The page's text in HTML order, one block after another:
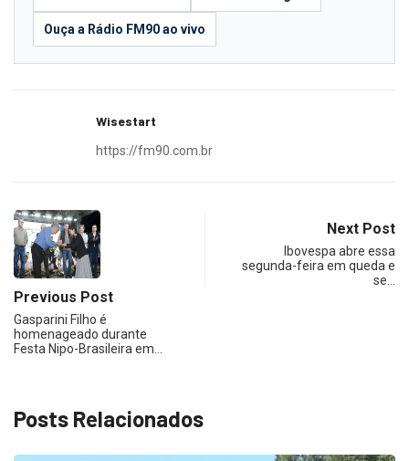
Ouça a Rádio FM90 ao vivo
Wisestart
https://fm90.com.br
Previous Post
Gasparini Filho é
homenageado durante
Festa Nipo-Brasileira em…
Next Post
Ibovespa abre essa
segunda-feira em queda e
se…
Posts Relacionados